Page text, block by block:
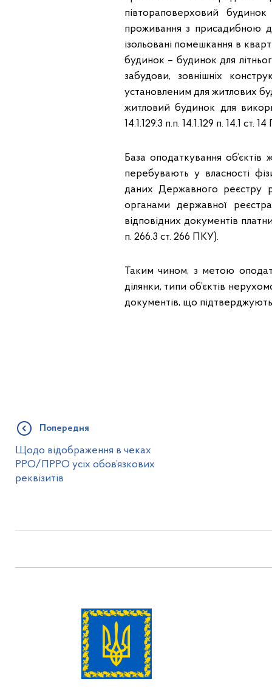
півтораповерховий
проживання з присадибною
ізольовані помешкання в
будинок – будинок для
забудови, зовнішніх
установленим для житлових
житловий будинок для
14.1.129.3 п.п. 14.1.129 п. 14.1 ст.
База оподаткування об’єктів
перебувають у власності
даних Державного реєстру
органами державної
відповідних документів
п. 266.3 ст. 266 ПКУ).
Таким чином, з метою
ділянки, типи об’єктів
документів, що підтверджують
Попередня
Щодо відображення в чеках
РРО/ПРРО усіх обов’язкових
реквізитів